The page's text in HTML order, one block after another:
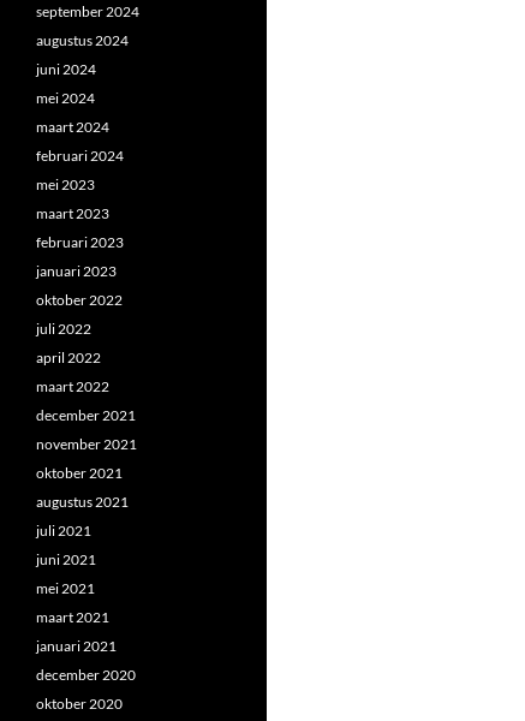
september 2024
augustus 2024
juni 2024
mei 2024
maart 2024
februari 2024
mei 2023
maart 2023
februari 2023
januari 2023
oktober 2022
juli 2022
april 2022
maart 2022
december 2021
november 2021
oktober 2021
augustus 2021
juli 2021
juni 2021
mei 2021
maart 2021
januari 2021
december 2020
oktober 2020